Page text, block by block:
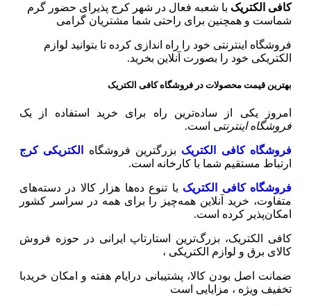
کافی الکتریک با شعبه فعال در شهر کرج پذیرای حضور گرم
شماست و همچنین برای راحتی شما مشتریان گرامی
فروشگاه اینترنتی خود را راه اندازی کرده تا بتوانید لوازم
الکتریکی خود را بصورت آنلاین بخرید.
بهترین قیمت محصولات در فروشگاه کافی الکتریک
امروز یکی از ساده‌ترین راه برای خرید استفاده از یک
فروشگاه اینترنتی است.
فروشگاه کافی الکتریک بزرگترین فروشگاه
الکتریکی کرج
ارتباط مستقیم شما با کارخانه است.
فروشگاه کافی الکتریک با تنوع ده‌ها هزار کالا در دسته‌های
متفاوت، خرید آنلاین همه‌چیز را برای همه در سراسر کشور
امکان‌پذیر کرده است.
کافی الکتریک، بزرگ‌ترین استارتاپ ایرانی در حوزه فروش
کالای برق و لوازم الکتریکی ،‌
ضمانت اصل بودن کالا، پشتیبانی درایام هفته و امکان خریدبا
تخفیف ویژه ، مزایایی است